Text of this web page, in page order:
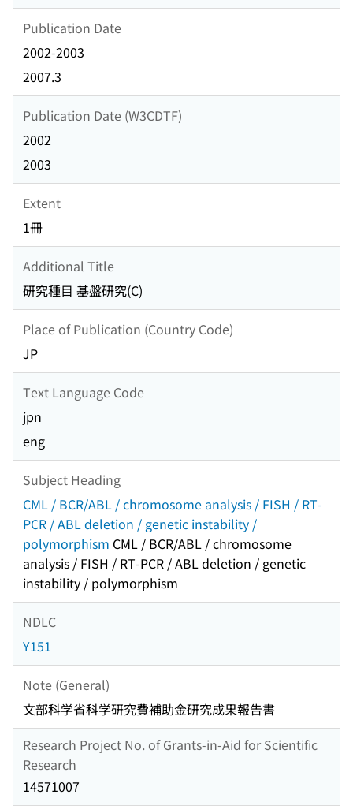
Publication Date
2002-2003
2007.3
Publication Date (W3CDTF)
2002
2003
Extent
1冊
Additional Title
研究種目 基盤研究(C)
Place of Publication (Country Code)
JP
Text Language Code
jpn
eng
Subject Heading
CML / BCR/ABL / chromosome analysis / FISH / RT-
PCR / ABL deletion / genetic instability /
polymorphism CML / BCR/ABL / chromosome
analysis / FISH / RT-PCR / ABL deletion / genetic
instability / polymorphism
NDLC
Y151
Note (General)
文部科学省科学研究費補助金研究成果報告書
Research Project No. of Grants-in-Aid for Scientific
Research
14571007